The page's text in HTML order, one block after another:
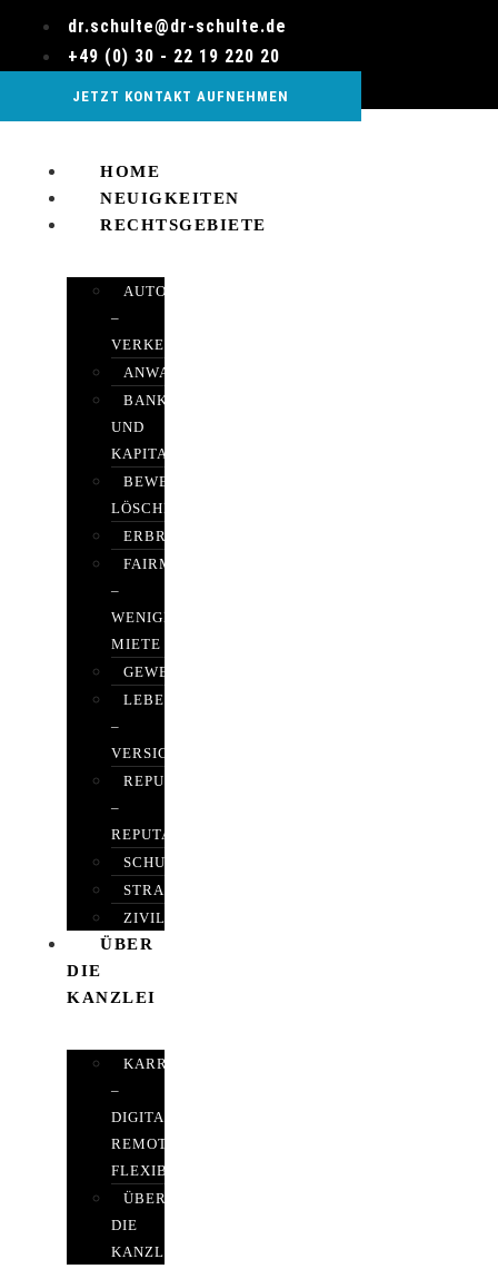
wechseln
dr.schulte@dr-schulte.de
+49 (0) 30 - 22 19 220 20
JETZT KONTAKT AUFNEHMEN
HOME
NEUIGKEITEN
RECHTSGEBIETE
AUTOBETRUG
–
VERKEHRSRECHT
ANWALTSHAFTUNGSRECHT
BANK-
UND
KAPITALMARKTRECHT
BEWERTUNGEN
LÖSCHEN
ERBRECHT
FAIRMIETEN
–
WENIGER
MIETE
GEWERBERECHT
LEBENSVERSICHERUNG
–
VERSICHERUNGSRECHT
REPUTATIONSRECHT
–
REPUTATIONSMANAGEMENT
SCHUFARECHT
STRAFRECHT
ZIVILRECHT
ÜBER
DIE
KANZLEI
KARRIERE
–
DIGITAL,
REMOTE,
FLEXIBEL
ÜBER
DIE
KANZLEI